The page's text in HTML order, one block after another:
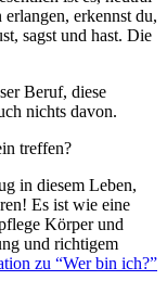
erkennst du,
sagst und hast. Die
Beruf, diese
nichts davon.
treffen?
in diesem Leben,
Es ist wie eine
Körper und
und richtigem
zu “Wer bin ich?”